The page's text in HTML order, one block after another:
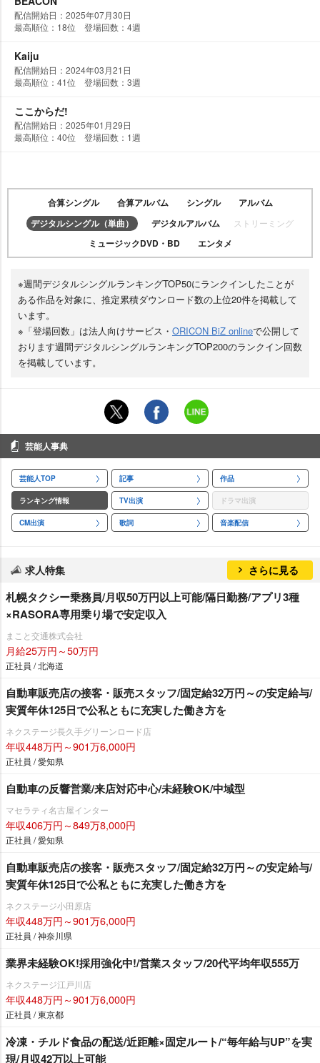
配信開始日：2025年07月30日
最高順位：18位 登場回数：4週
Kaiju
配信開始日：2024年03月21日
最高順位：41位 登場回数：3週
ここからだ!
配信開始日：2025年01月29日
最高順位：40位 登場回数：1週
合算シングル 合算アルバム シングル
アルバム
デジタルシングル（単曲）
デジタルアルバム ストリーミング
ミュージックDVD・BD エンタメ
※週間デジタルシングルランキングTOP50にランクインしたことが
ある作品を対象に、推定累積ダウンロード数の上位20件を掲載して
います。
※「登場回数」は法人向けサービス・ ORICON BiZ onlineで公開して
おります週間デジタルシングルランキングTOP200のランクイン回数
を掲載しています。
芸能人事典
芸能人TOP 記事 作品
ランキング情報 TV出演 ドラマ出演
CM出演 歌詞 音楽配信
求人特集 さらに見る
札幌タクシー乗務員/月収50万円以上可能/隔日勤務/アプリ3種
×RASORA専用乗り場で安定収入
まこと交通株式会社
月給25万円～50万円
正社員 / 北海道
自動車販売店の接客・販売スタッフ/固定給32万円～の安定給与/
実質年休125日で公私ともに充実した働き方を
ネクステージ⾧久手グリーンロード店
年収448万円～901万6,000円
正社員 / 愛知県
自動車の反響営業/来店対応中心/未経験OK/中域型
マセラティ名古屋インター
年収406万円～849万8,000円
正社員 / 愛知県
自動車販売店の接客・販売スタッフ/固定給32万円～の安定給与/
実質年休125日で公私ともに充実した働き方を
ネクステージ小田原店
年収448万円～901万6,000円
正社員 / 神奈川県
業界未経験OK!採用強化中!/営業スタッフ/20代平均年収555万
ネクステージ江戸川店
年収448万円～901万6,000円
正社員 / 東京都
冷凍・チルド食品の配送/近距離×固定ルート/“毎年給与UP”を実
現/月収42万以上可能